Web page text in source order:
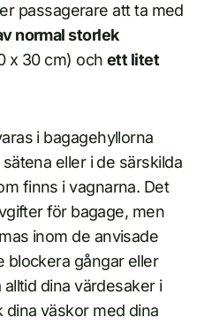
passagerare att ta med
normal storlek
x 30 cm) ochett litet
i bagagehyllorna
eller i de särskilda
finns i vagnarna. Det
för bagage, men
inom de anvisade
blockera gångar eller
dina värdesaker i
väskor med dina